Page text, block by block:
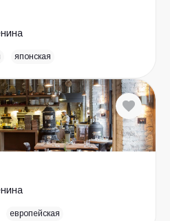
японская
европейская